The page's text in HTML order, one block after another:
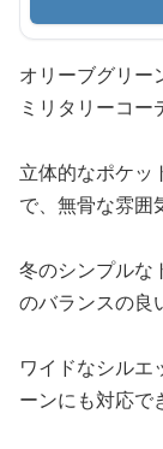
オリーブグリー
ミリタリーコー
立体的なポケッ
で、無骨な雰囲
冬のシンプルな
のバランスの良
ワイドなシルエ
ーンにも対応で